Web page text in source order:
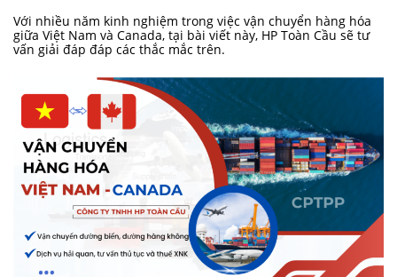
Với nhiều năm kinh nghiệm trong việc vận chuyển hàng hóa
giữa Việt Nam và Canada, tại bài viết này, HP Toàn Cầu sẽ tư
vấn giải đáp đáp các thắc mắc trên.